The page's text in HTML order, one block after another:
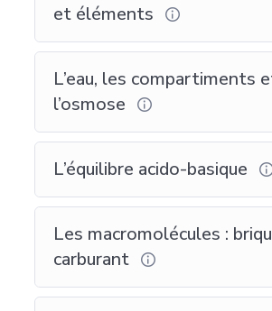
et éléments
L’eau, les compartiments
l’osmose
L’équilibre acido-basique
Les macromolécules :
carburant